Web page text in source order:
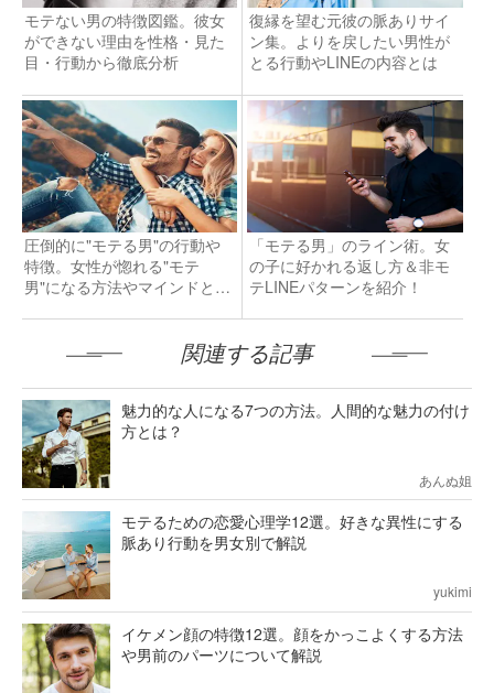
モテない男の特徴図鑑。彼女
ができない理由を性格・見た
目・行動から徹底分析
復縁を望む元彼の脈ありサイ
ン集。よりを戻したい男性が
とる行動やLINEの内容とは
圧倒的に"モテる男"の行動や
特徴。女性が惚れる"モテ
男"になる方法やマインドと
「モテる男」のライン術。女
の子に好かれる返し方＆非モ
テLINEパターンを紹介！
関連する記事
魅力的な人になる7つの方法。人間的な魅力の付け
方とは？
あんぬ姐
モテるための恋愛心理学12選。好きな異性にする
脈あり行動を男女別で解説
yukimi
イケメン顔の特徴12選。顔をかっこよくする方法
や男前のパーツについて解説